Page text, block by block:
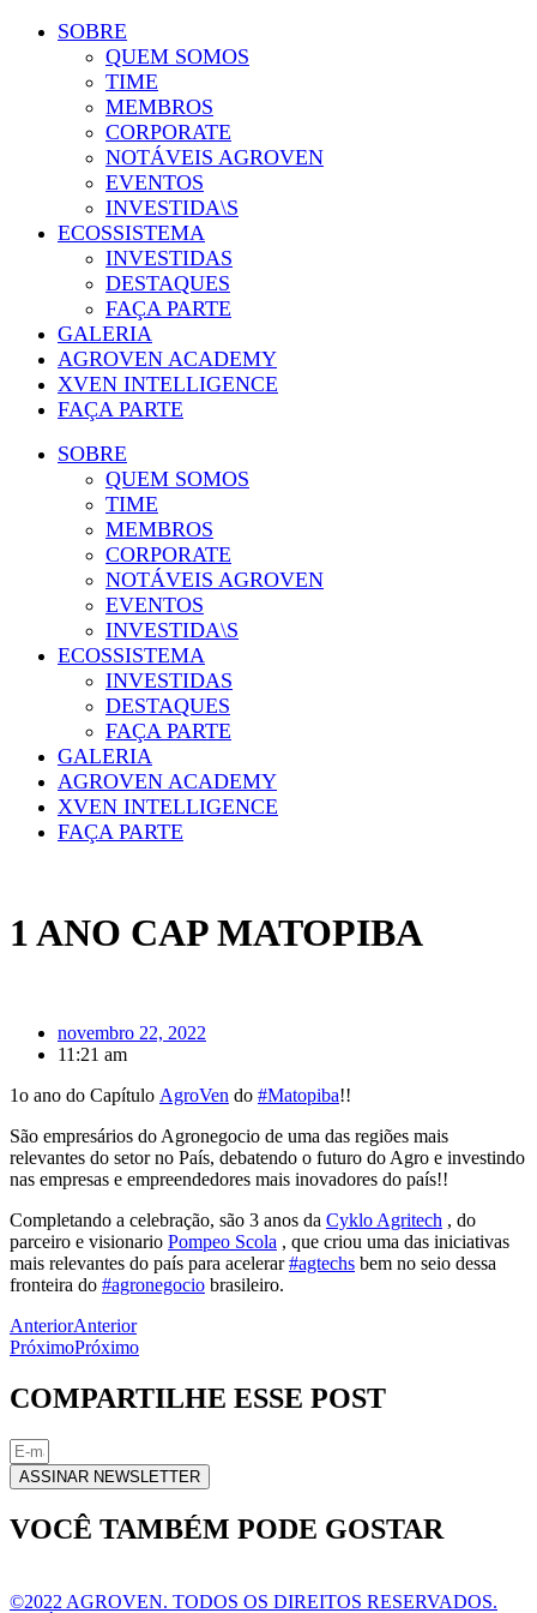
SOBRE
QUEM SOMOS
TIME
MEMBROS
CORPORATE
NOTÁVEIS AGROVEN
EVENTOS
INVESTIDA\S
ECOSSISTEMA
INVESTIDAS
DESTAQUES
FAÇA PARTE
GALERIA
AGROVEN ACADEMY
XVEN INTELLIGENCE
FAÇA PARTE
SOBRE
QUEM SOMOS
TIME
MEMBROS
CORPORATE
NOTÁVEIS AGROVEN
EVENTOS
INVESTIDA\S
ECOSSISTEMA
INVESTIDAS
DESTAQUES
FAÇA PARTE
GALERIA
AGROVEN ACADEMY
XVEN INTELLIGENCE
FAÇA PARTE
1 ANO CAP MATOPIBA
novembro 22, 2022
11:21 am
1o ano do Capítulo AgroVen do #Matopiba!!
São empresários do Agronegocio de uma das regiões mais
relevantes do setor no País, debatendo o futuro do Agro e investindo
nas empresas e empreendedores mais inovadores do país!!
Completando a celebração, são 3 anos da Cyklo Agritech , do
parceiro e visionario Pompeo Scola , que criou uma das iniciativas
mais relevantes do país para acelerar#agtechs bem no seio dessa
fronteira do #agronegocio brasileiro.
AnteriorAnterior
PróximoPróximo
COMPARTILHE ESSE POST
ASSINAR NEWSLETTER
VOCÊ TAMBÉM PODE GOSTAR
©2022 AGROVEN. TODOS OS DIREITOS RESERVADOS.